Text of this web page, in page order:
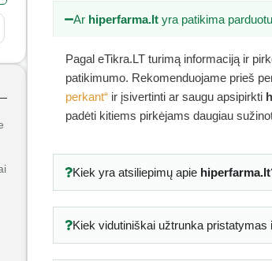
Ar hiperfarma.lt yra patikima
Pagal eTikra.LT turimą informaciją ir
patikimumo. Rekomenduojame prieš
perkant“ ir įsivertinti ar saugu apsipirkti
padėti kitiems pirkėjams daugiau
Kiek yra atsiliepimų apie hiperfarma.lt
Kiek vidutiniškai užtrunka pristatymas